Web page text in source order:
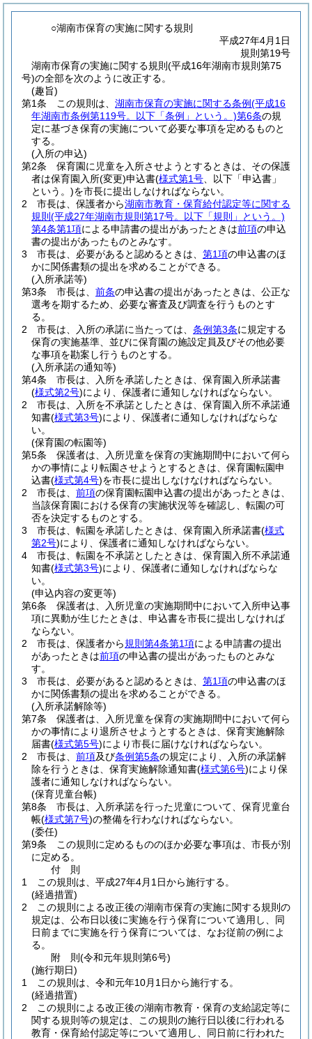
○湖南市保育の実施に関する規則
平成27年4月1日
規則第19号
湖南市保育の実施に関する規則(平成16年湖南市規則第75
号)の全部を次のように改正する。
(趣旨)
第1条
この規則は、 湖南市保育の実施に関する条例(平成16
年湖南市条例第119号。以下「条例」という。)第6条の規
定に基づき保育の実施について必要な事項を定めるものと
する。
(入所の申込)
第2条
保育園に児童を入所させようとするときは、その保護
者は保育園入所(変更)申込書(様式第1号 、以下「申込書」
という。)を市長に提出しなければならない。
2
市長は、保護者から湖南市教育・保育給付認定等に関する
規則 (平成27年湖南市規則第17号。以下「規則」という。)
第4条第1項による申請書の提出があったときは前項の申込
書の提出があったものとみなす。
3
市長は、必要があると認めるときは、 第1項の申込書のほ
かに関係書類の提出を求めることができる。
(入所承諾等)
第3条
市長は、 前条の申込書の提出があったときは、公正な
選考を期するため、必要な審査及び調査を行うものとす
る。
2
市長は、入所の承諾に当たっては、 条例第3条に規定する
保育の実施基準、並びに保育園の施設定員及びその他必要
な事項を勘案し行うものとする。
(入所承諾の通知等)
第4条
市長は、入所を承諾したときは、保育園入所承諾書
(様式第2号)により、保護者に通知しなければならない。
2
市長は、入所を不承諾としたときは、保育園入所不承諾通
知書(様式第3号)により、保護者に通知しなければならな
い。
(保育園の転園等)
第5条
保護者は、入所児童を保育の実施期間中において何ら
かの事情により転園させようとするときは、保育園転園申
込書(様式第4号)を市長に提出しなけなければならない。
2
市長は、 前項の保育園転園申込書の提出があったときは、
当該保育園における保育の実施状況等を確認し、転園の可
否を決定するものとする。
3
市長は、転園を承諾したときは、保育園入所承諾書(様式
第2号)により、保護者に通知しなければならない。
4
市長は、転園を不承諾としたときは、保育園入所不承諾通
知書(様式第3号)により、保護者に通知しなければならな
い。
(申込内容の変更等)
第6条
保護者は、入所児童の実施期間中において入所申込事
項に異動が生じたときは、申込書を市長に提出しなければ
ならない。
2
市長は、保護者から規則第4条第1項による申請書の提出
があったときは前項の申込書の提出があったものとみな
す。
3
市長は、必要があると認めるときは、 第1項の申込書のほ
かに関係書類の提出を求めることができる。
(入所承諾解除等)
第7条
保護者は、入所児童を保育の実施期間中において何ら
かの事情により退所させようとするときは、保育実施解除
届書(様式第5号)により市長に届けなければならない。
2
市長は、 前項及び条例第5条の規定により、入所の承諾解
除を行うときは、保育実施解除通知書(様式第6号)により保
護者に通知しなければならない。
(保育児童台帳)
第8条
市長は、入所承諾を行った児童について、保育児童台
帳(様式第7号)の整備を行わなければならない。
(委任)
第9条
この規則に定めるもののほか必要な事項は、市長が別
に定める。
付 則
1
この規則は、平成27年4月1日から施行する。
(経過措置)
2
この規則による改正後の湖南市保育の実施に関する規則の
規定は、公布日以後に実施を行う保育について適用し、同
日前までに実施を行う保育については、なお従前の例によ
る。
附 則(令和元年規則第6号)
(施行期日)
1
この規則は、令和元年10月1日から施行する。
(経過措置)
2
この規則による改正後の湖南市教育・保育の支給認定等に
関する規則等の規定は、この規則の施行日以後に行われる
教育・保育給付認定等について適用し、同日前に行われた